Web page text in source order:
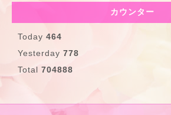
カウンター
Today 464
Yesterday 778
Total 704888